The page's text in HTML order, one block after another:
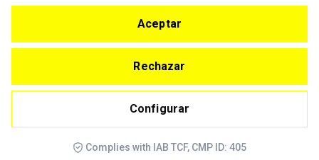
www.racing-support.com
© Copyright 2021
Configurar
Rechazar
Aceptar
Complies with IAB TCF, CMP ID: 405
Aviso Legal
Configurar